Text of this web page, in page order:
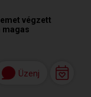
végzett
magas
Üzenj